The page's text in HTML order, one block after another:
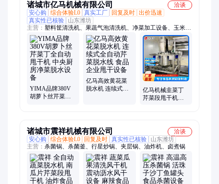
诸城市亿马机械有限公司
洽谈
安心购
综合体验L0 真实工厂 回复及时 出价迅速
真实性已核验
山东潍坊
主营： 塑料筐清洗机、果蔬气泡清洗机、净菜加工设备、玉米清
洗机、巴氏杀菌设备、解冻设备
YIMA品牌380V
胡萝卜丝芹菜丁
亿马高效黄花菜
脱水机 连续式全
亿马机械韭菜丁
芹菜段甩干机
诸城市震祥机械有限公司
洽谈
安心购
综合体验L0 回复及时 真实性已核验
山东潍坊
主营： 杀菌锅、杀菌釜、行星炒锅、夹层锅、油炸机、卤煮锅